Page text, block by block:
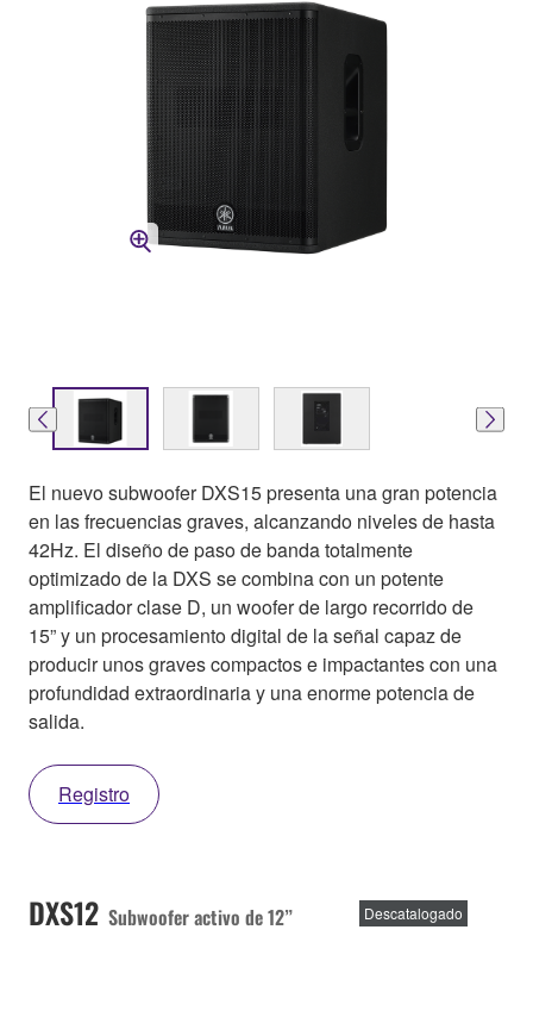
El nuevo subwoofer DXS15 presenta una gran potencia
en las frecuencias graves, alcanzando niveles de hasta
42Hz. El diseño de paso de banda totalmente
optimizado de la DXS se combina con un potente
amplificador clase D, un woofer de largo recorrido de
15” y un procesamiento digital de la señal capaz de
producir unos graves compactos e impactantes con una
profundidad extraordinaria y una enorme potencia de
salida.
Registro
DXS12 Subwoofer activo de 12” Descatalogado